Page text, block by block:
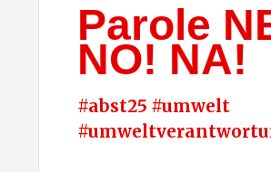
Parole
NO! NA!
#abst25 #umwelt